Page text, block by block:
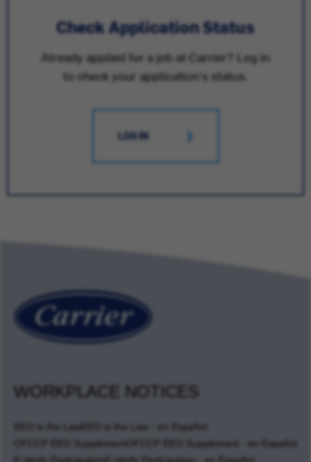
Check Application Status
Already applied for a job at Carrier? Log in
to check your application's status.
LOG IN
WORKPLACE NOTICES
EEO is the Law
EEO is the Law - en Español
OFCCP EEO Supplement
OFCCP EEO Supplement - en Español